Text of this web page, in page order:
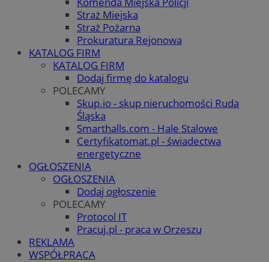
Straż Miejska
Straż Pożarna
Prokuratura Rejonowa
KATALOG FIRM
KATALOG FIRM
Dodaj firmę do katalogu
POLECAMY
Skup.io - skup nieruchomości Ruda
Śląska
Smarthalls.com - Hale Stalowe
Certyfikatomat.pl - świadectwa
energetyczne
OGŁOSZENIA
OGŁOSZENIA
Dodaj ogłoszenie
POLECAMY
Protocol IT
Pracuj.pl - praca w Orzeszu
REKLAMA
WSPÓŁPRACA